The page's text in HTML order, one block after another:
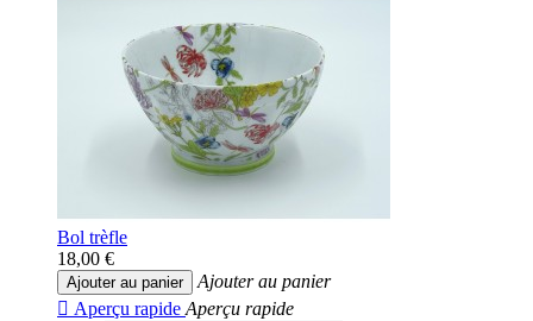
Bol trèfle
18,00 €
Ajouter au panier
Ajouter au panier
 Aperçu rapide Aperçu rapide